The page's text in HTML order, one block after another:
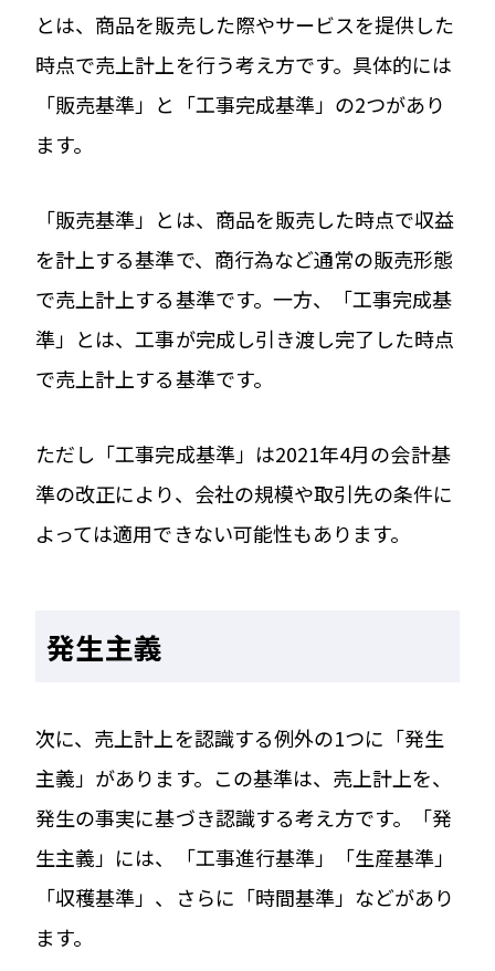
とは、商品を販売した際やサービスを提供した
時点で売上計上を行う考え方です。具体的には
「販売基準」と「工事完成基準」の2つがあり
ます。
「販売基準」とは、商品を販売した時点で収益
を計上する基準で、商行為など通常の販売形態
で売上計上する基準です。一方、「工事完成基
準」とは、工事が完成し引き渡し完了した時点
で売上計上する基準です。
ただし「工事完成基準」は2021年4月の会計基
準の改正により、会社の規模や取引先の条件に
よっては適用できない可能性もあります。
発生主義
次に、売上計上を認識する例外の1つに「発生
主義」があります。この基準は、売上計上を、
発生の事実に基づき認識する考え方です。「発
生主義」には、「工事進行基準」「生産基準」
「収穫基準」、さらに「時間基準」などがあり
ます。